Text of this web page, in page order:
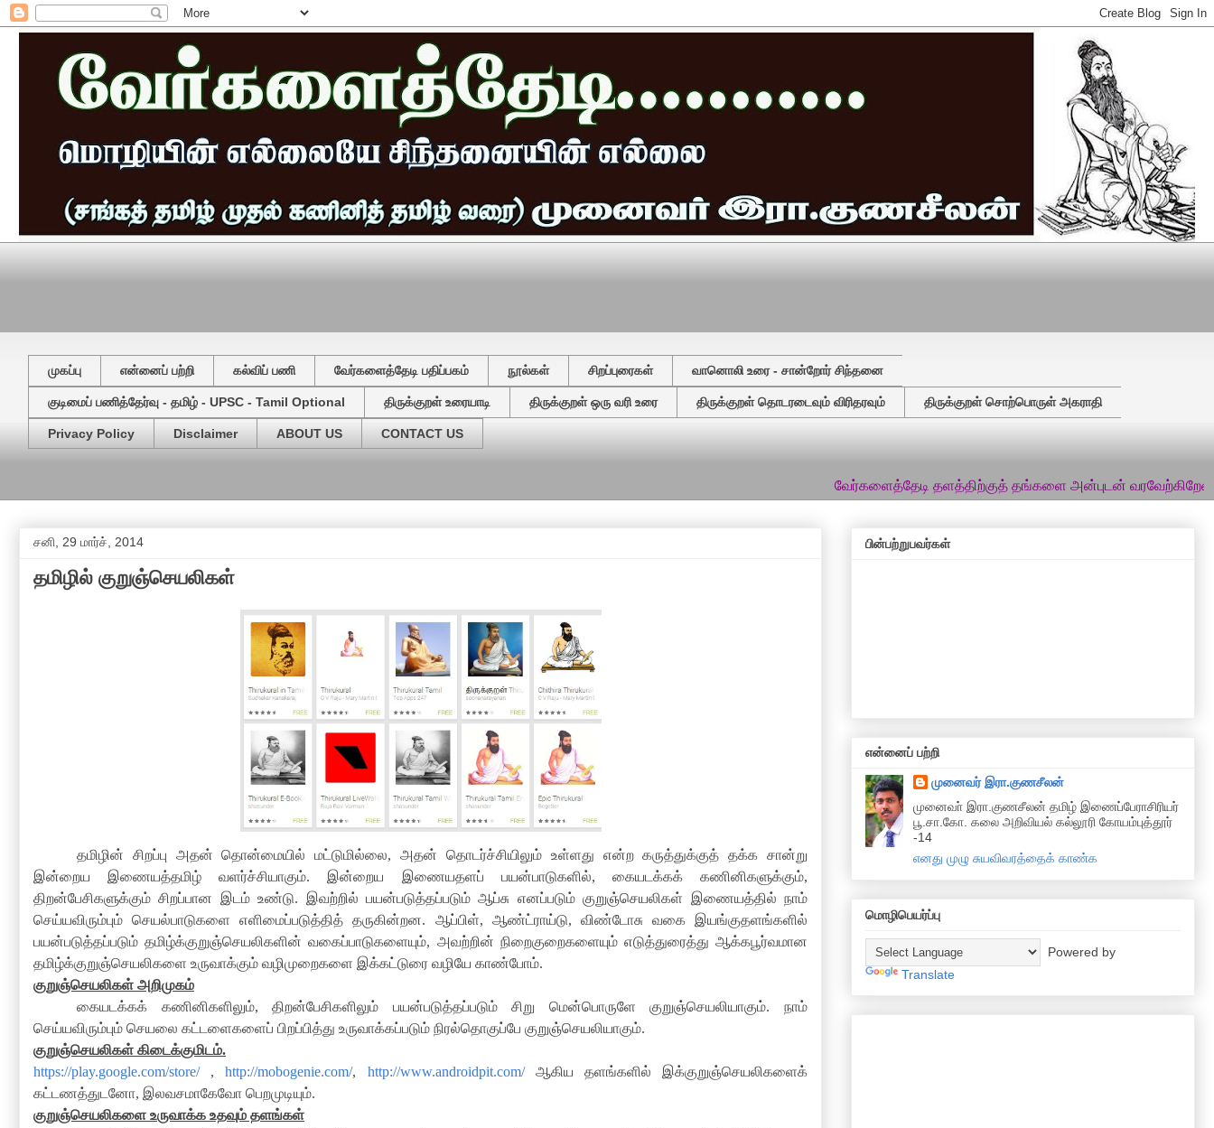
முகப்பு என்னைப் பற்றி கல்விப் பணி வேர்களைத்தேடி பதிப்பகம் நூல்கள் சிறப்புரைகள் வானொலி உரை - சான்றோர் சிந்தனை
குடிமைப் பணித்தேர்வு - தமிழ் - UPSC - Tamil Optional திருக்குறள் உரையாடி திருக்குறள் ஒரு வரி உரை திருக்குறள் தொடரடைவும் விரிதரவும் திருக்குறள் சொற்பொருள் அகராதி
Privacy Policy Disclaimer ABOUT US CONTACT US
வேர்களைத்தேடி தளத்திற்குத் தங்களை அன்புடன் வரவேற்கிறேன்...
சனி, 29 மார்ச், 2014
தமிழில் குறுஞ்செயலிகள்
தமிழின் சிறப்பு அதன் தொன்மையில் மட்டுமில்லை,அதன் தொடர்ச்சியிலும் உள்ளது என்ற கருத்துக்குத் தக்க சான்று
இன்றைய இணையத்தமிழ் வளர்ச்சியாகும். இன்றைய இணையதளப் பயன்பாடுகளில், கையடக்கக் கணினிகளுக்கும்,
திறன்பேசிகளுக்கும் சிறப்பான இடம் உண்டு. இவற்றில் பயன்படுத்தப்படும் ஆப்சு எனப்படும் குறுஞ்செயலிகள் இணையத்தில் நாம்
செய்யவிரும்பும் செயல்பாடுகளை எளிமைப்படுத்தித் தருகின்றன. ஆப்பிள், ஆண்ட்ராய்டு, விண்டோசு வகை இயங்குதளங்களில்
பயன்படுத்தப்படும் தமிழ்க்குறுஞ்செயலிகளின் வகைப்பாடுகளையும், அவற்றின் நிறைகுறைகளையும் எடுத்துரைத்து ஆக்கபூர்வமான
தமிழ்க்குறுஞ்செயலிகளை உருவாக்கும் வழிமுறைகளை இக்கட்டுரை வழியே காண்போம்.
குறுஞ்செயலிகள் அறிமுகம்
கையடக்கக் கணினிகளிலும்,திறன்பேசிகளிலும் பயன்படுத்தப்படும் சிறு மென்பொருளே குறுஞ்செயலியாகும்.நாம்
செய்யவிரும்பும் செயலை கட்டளைகளைப் பிறப்பித்து உருவாக்கப்படும் நிரல்தொகுப்பே குறுஞ்செயலியாகும்.
குறுஞ்செயலிகள் கிடைக்குமிடம்.
https://play.google.com/store/,http://mobogenie.com/, http://www.androidpit.com/
ஆகிய தளங்களில் இக்குறுஞ்செயலிகளைக்
கட்டணத்துடனோ, இலவசமாகேவோ பெறமுடியும்.
குறுஞ்செயலிகளை உருவாக்க உதவும் தளங்கள்
பின்பற்றுபவர்கள்
என்னைப் பற்றி
முனைவர் இரா.குணசீலன்
முனைவா் இரா.குணசீலன் தமிழ் இணைப்பேராசிரியர்
பூ.சா.கோ. கலை அறிவியல் கல்லூரி கோயம்புத்தூர்
-14
எனது முழு சுயவிவரத்தைக் காண்க
மொழிபெயர்ப்பு
Powered by
Translate